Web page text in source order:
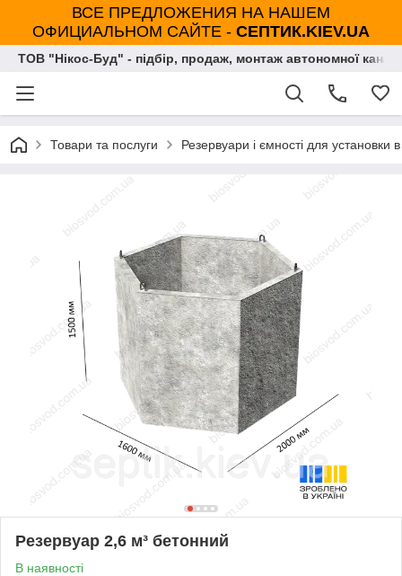
ВСЕ ПРЕДЛОЖЕНИЯ НА НАШЕМ
ОФИЦИАЛЬНОМ САЙТЕ - СЕПТИК.KIEV.UA
ТОВ "Нікос-Буд" - підбір, продаж, монтаж автономної
Товари та послуги Резервуари і ємності для установки в
Резервуар 2,6 м³ бетонний
В наявності